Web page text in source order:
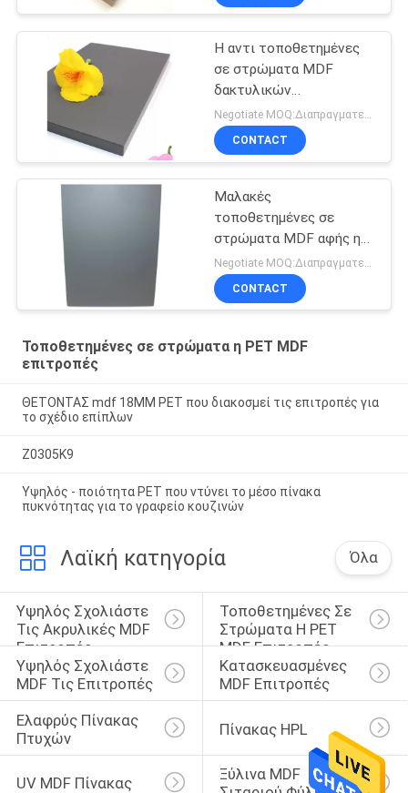
Η αντι τοποθετημένες
σε στρώματα MDF
δακτυλικών
αποτυπωμάτων PET
επιτροπές
Negotiate MOQ:Διαπραγματευτείτε
CONTACT
Μαλακές
τοποθετημένες σε
στρώματα MDF αφής η
PET επιτροπές
Negotiate MOQ:Διαπραγματευτείτε
CONTACT
Τοποθετημένες σε στρώματα η PET MDF
επιτροπές
ΘΕΤΟΝΤΑΣ mdf 18MM PET που διακοσμεί τις επιτροπές για
το σχέδιο επίπλων
Z0305K9
Υψηλός - ποιότητα PET που ντύνει το μέσο πίνακα
πυκνότητας για το γραφείο κουζινών
Λαϊκή κατηγορία Όλα
Υψηλός Σχολιάστε
Τις Ακρυλικές MDF
Επιτροπές
Τοποθετημένες Σε
Στρώματα Η PET
MDF Επιτροπές
Υψηλός Σχολιάστε
MDF Τις Επιτροπές
Κατασκευασμένες
MDF Επιτροπές
Ελαφρύς Πίνακας
Πτυχών
Πίνακας HPL
UV MDF Πίνακας
Ξύλινα MDF